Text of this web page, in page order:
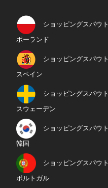
ショッピングスパウト
ポーランド
ショッピングスパウト
スペイン
ショッピングスパウト
スウェーデン
ショッピングスパウト
韓国
ショッピングスパウト
ポルトガル